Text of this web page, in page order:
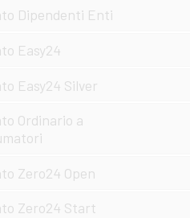
Dipendenti Enti
Easy24
Easy24 Silver
Ordinario a
Zero24 Open
Zero24 Start